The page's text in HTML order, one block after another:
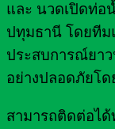
และ นวดเปิดท่อ
ปทุมธานี โดยที
ประสบการณ์ยา
อย่างปลอดภัยโด
สามารถติดต่อไ